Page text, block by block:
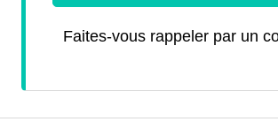
Faites-vous rappeler par un